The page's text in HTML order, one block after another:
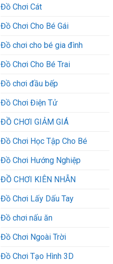
Đồ Chơi Cát
Đồ Chơi Cho Bé Gái
Đồ chơi cho bé gia đình
Đồ Chơi Cho Bé Trai
Đồ chơi đầu bếp
Đồ Chơi Điện Tử
ĐỒ CHƠI GIẢM GIÁ
Đồ Chơi Học Tập Cho Bé
Đồ Chơi Hướng Nghiệp
ĐỒ CHƠI KIÊN NHẪN
Đồ Chơi Lấy Dấu Tay
Đồ chơi nấu ăn
Đồ Chơi Ngoài Trời
Đồ Chơi Tạo Hình 3D